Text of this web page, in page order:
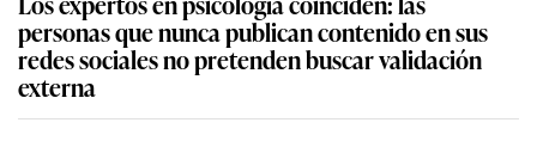
personas que nunca publican contenido en sus
redes sociales no pretenden buscar validación
externa